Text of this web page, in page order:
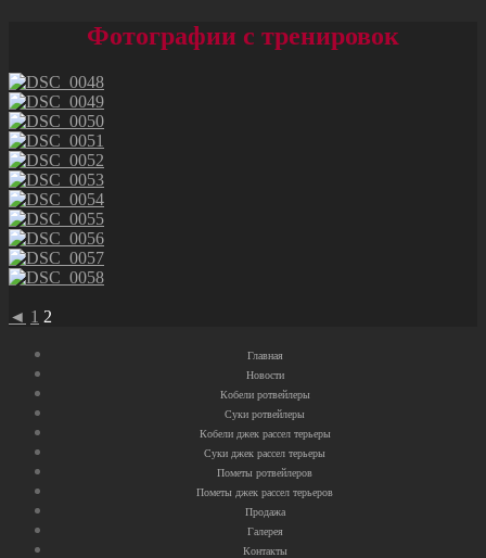
Фотографии с тренировок
◄ 1 2
Главная
Новости
Кобели ротвейлеры
Суки ротвейлеры
Кобели джек рассел терьеры
Суки джек рассел терьеры
Пометы ротвейлеров
Пометы джек рассел терьеров
Продажа
Галерея
Контакты